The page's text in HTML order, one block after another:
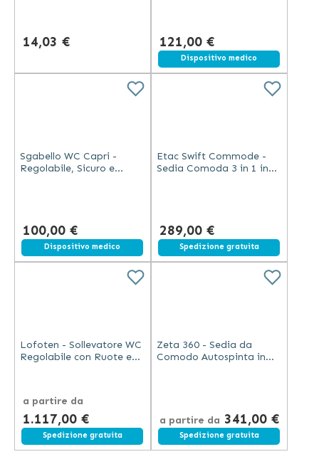
14,03 € 121,00 €
Dispositivo medico
Sgabello WC Capri -
Regolabile, Sicuro e
100,00 €
Dispositivo medico
Etac Swift Commode -
Sedia Comoda 3 in 1 in
289,00 €
Spedizione gratuita
Lofoten - Sollevatore WC
Regolabile con Ruote e
a partire da
1.117,00 €
Spedizione gratuita
Zeta 360 - Sedia da
Comodo Autospinta in
a partire da 341,00 €
Spedizione gratuita